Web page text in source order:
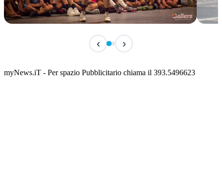
Classic Contest 3vs3 Memorial Michele
📅 6 Agosto 2026 · 09:00 · 📍 Lungomare C. Colombo
‹ ›
myNews.iT - Per spazio Pubblicitario chiama il 393.5496623